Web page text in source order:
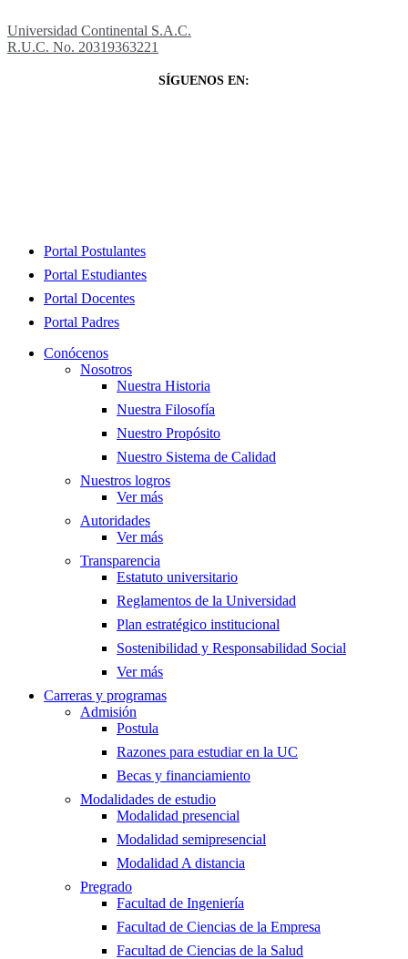
Universidad Continental S.A.C.
R.U.C. No. 20319363221
SÍGUENOS EN:
Close
Portal Postulantes
Portal Estudiantes
Portal Docentes
Portal Padres
Conócenos
Nosotros
Nuestra Historia
Nuestra Filosofía
Nuestro Propósito
Nuestro Sistema de Calidad
Nuestros logros
Ver más
Autoridades
Ver más
Transparencia
Estatuto universitario
Reglamentos de la Universidad
Plan estratégico institucional
Sostenibilidad y Responsabilidad Social
Ver más
Carreras y programas
Admisión
Postula
Razones para estudiar en la UC
Becas y financiamiento
Modalidades de estudio
Modalidad presencial
Modalidad semipresencial
Modalidad A distancia
Pregrado
Facultad de Ingeniería
Facultad de Ciencias de la Empresa
Facultad de Ciencias de la Salud